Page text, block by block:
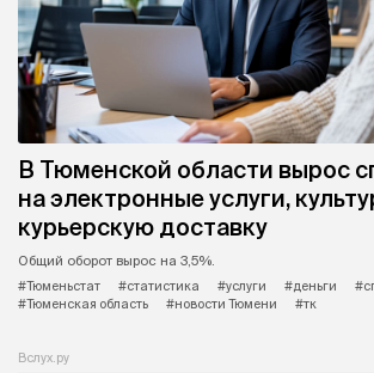
В Тюменской области вырос
на электронные услуги,
курьерскую доставку
Общий оборот вырос на 3,5%.
#Тюменьстат
#статистика #услуги #деньги
#Тюменская область
#новости Тюмени #тк
Вслух.ру